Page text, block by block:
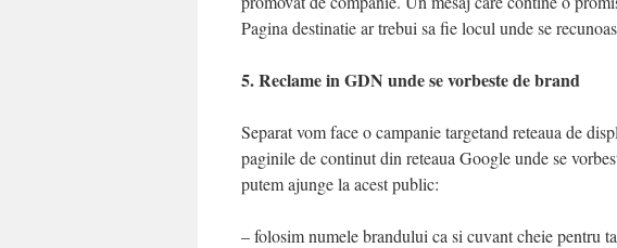
Pagina destinatie ar trebui sa fie locul unde se
5. Reclame in GDN unde se vorbeste de brand
Separat vom face o campanie targetand reteaua de
paginile de continut din reteaua Google unde se
putem ajunge la acest public:
– folosim numele brandului ca si cuvant cheie pentru